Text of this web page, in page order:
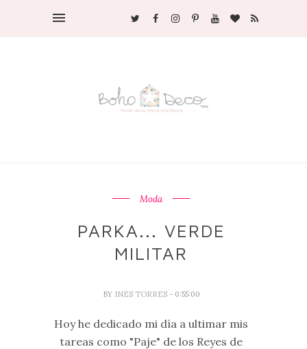
Moda
PARKA... VERDE
MILITAR
BY INES TORRES - 0:55:00
Hoy he dedicado mi día a ultimar mis
tareas como "Paje" de los Reyes de